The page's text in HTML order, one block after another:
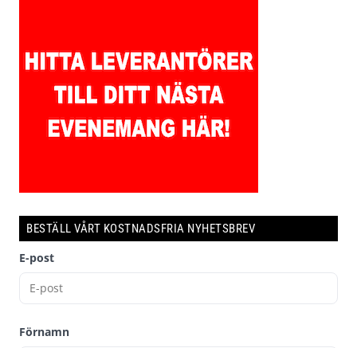
BESTÄLL VÅRT KOSTNADSFRIA NYHETSBREV
E-post
Förnamn